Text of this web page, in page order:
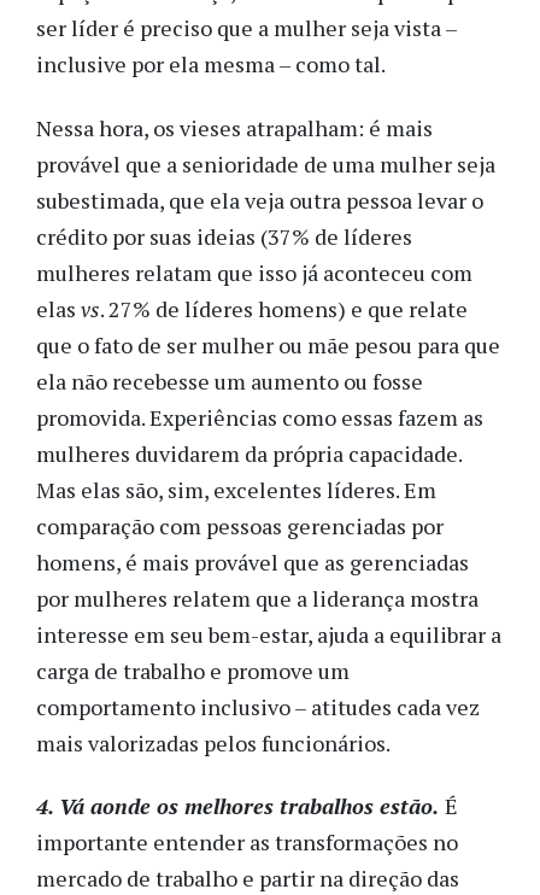
ser líder é preciso que a mulher seja vista –
inclusive por ela mesma – como tal.
Nessa hora, os vieses atrapalham: é mais
provável que a senioridade de uma mulher seja
subestimada, que ela veja outra pessoa levar o
crédito por suas ideias (37% de líderes
mulheres relatam que isso já aconteceu com
elas vs. 27% de líderes homens) e que relate
que o fato de ser mulher ou mãe pesou para que
ela não recebesse um aumento ou fosse
promovida. Experiências como essas fazem as
mulheres duvidarem da própria capacidade.
Mas elas são, sim, excelentes líderes. Em
comparação com pessoas gerenciadas por
homens, é mais provável que as gerenciadas
por mulheres relatem que a liderança mostra
interesse em seu bem-estar, ajuda a equilibrar a
carga de trabalho e promove um
comportamento inclusivo – atitudes cada vez
mais valorizadas pelos funcionários.
4. Vá aonde os melhores trabalhos estão. É
importante entender as transformações no
mercado de trabalho e partir na direção das